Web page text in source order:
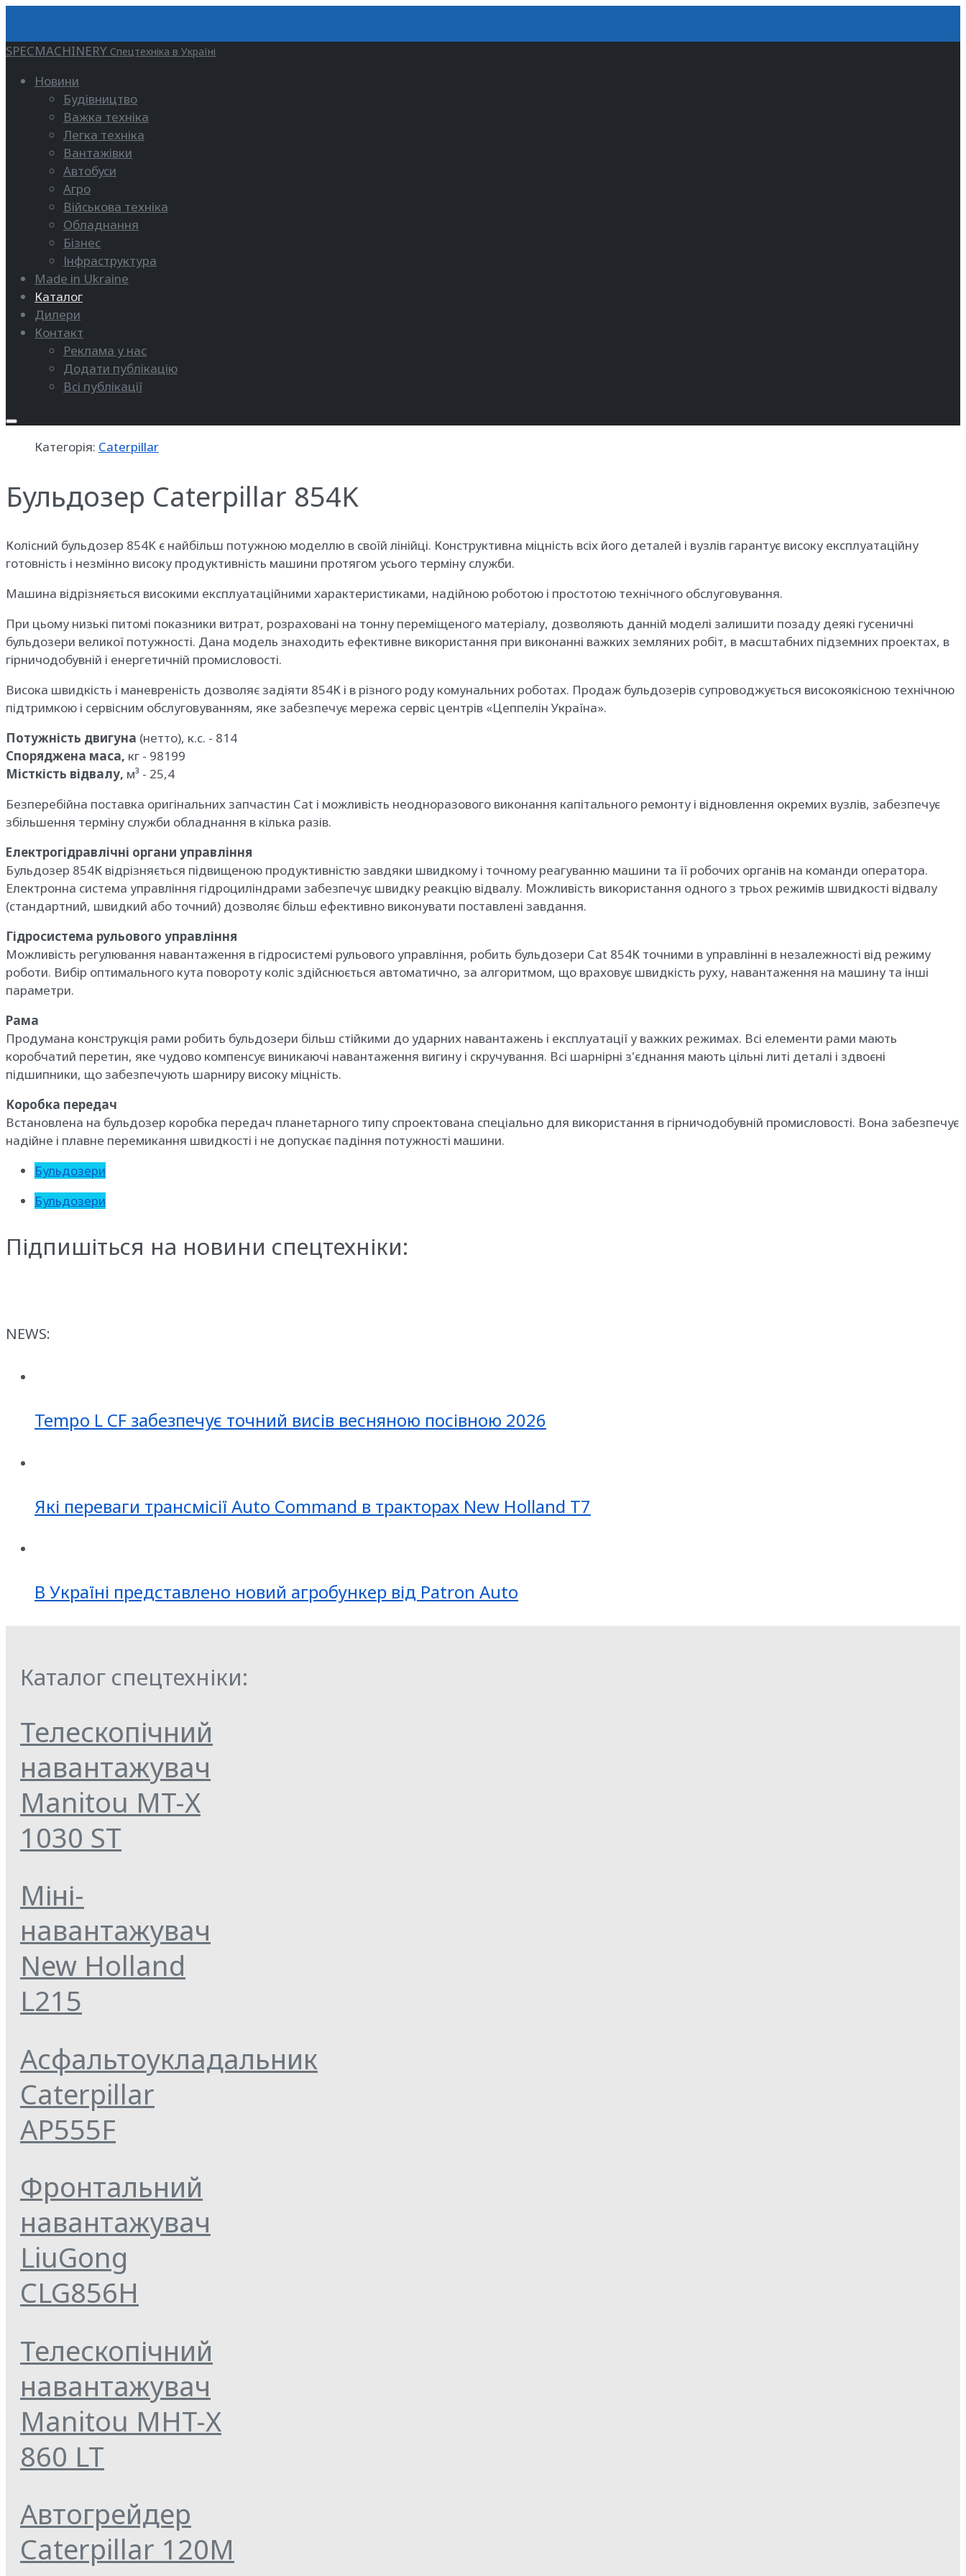
SPECMACHINERY Спецтехніка в Україні
Новини
Будівництво
Важка техніка
Легка техніка
Вантажівки
Автобуси
Агро
Військова техніка
Обладнання
Бізнес
Інфраструктура
Made in Ukraine
Каталог
Дилери
Контакт
Реклама у нас
Додати публікацію
Всі публікації
Категорія: Caterpillar
Бульдозер Caterpillar 854K
Колісний бульдозер 854K є найбільш потужною моделлю в своїй лінійці. Конструктивна міцність всіх його деталей і вузлів гарантує високу експлуатаційну
готовність і незмінно високу продуктивність машини протягом усього терміну служби.
Машина відрізняється високими експлуатаційними характеристиками, надійною роботою і простотою технічного обслуговування.
При цьому низькі питомі показники витрат, розраховані на тонну переміщеного матеріалу, дозволяють данній моделі залишити позаду деякі гусеничні
бульдозери великої потужності. Дана модель знаходить ефективне використання при виконанні важких земляних робіт, в масштабних підземних проектах, в
гірничодобувній і енергетичній промисловості.
Висока швидкість і маневреність дозволяє задіяти 854К і в різного роду комунальних роботах. Продаж бульдозерів супроводжується високоякісною технічною
підтримкою і сервісним обслуговуванням, яке забезпечує мережа сервіс центрів «Цеппелін Україна».
Потужність двигуна (нетто), к.с. - 814
Споряджена маса, кг - 98199
Місткість відвалу, м³ - 25,4
Безперебійна поставка оригінальних запчастин Cat і можливість неодноразового виконання капітального ремонту і відновлення окремих вузлів, забезпечує
збільшення терміну служби обладнання в кілька разів.
Електрогідравлічні органи управління
Бульдозер 854К відрізняється підвищеною продуктивністю завдяки швидкому і точному реагуванню машини та її робочих органів на команди оператора.
Електронна система управління гідроциліндрами забезпечує швидку реакцію відвалу. Можливість використання одного з трьох режимів швидкості відвалу
(стандартний, швидкий або точний) дозволяє більш ефективно виконувати поставлені завдання.
Гідросистема рульового управління
Можливість регулювання навантаження в гідросистемі рульового управління, робить бульдозери Cat 854К точними в управлінні в незалежності від режиму
роботи. Вибір оптимального кута повороту коліс здійснюється автоматично, за алгоритмом, що враховує швидкість руху, навантаження на машину та інші
параметри.
Рама
Продумана конструкція рами робить бульдозери більш стійкими до ударних навантажень і експлуатації у важких режимах. Всі елементи рами мають
коробчатий перетин, яке чудово компенсує виникаючі навантаження вигину і скручування. Всі шарнірні з'єднання мають цільні литі деталі і здвоєні
підшипники, що забезпечують шарниру високу міцність.
Коробка передач
Встановлена ​​на бульдозер коробка передач планетарного типу спроектована спеціально для використання в гірничодобувній промисловості. Вона забезпечує
надійне і плавне перемикання швидкості і не допускає падіння потужності машини.
Бульдозери
Бульдозери
Підпишіться на новини спецтехніки:
NEWS:
Tempo L CF забезпечує точний висів весняною посівною 2026
Які переваги трансмісії Auto Command в тракторах New Holland T7
В Україні представлено новий агробункер від Patron Auto
Каталог спецтехніки:
Телескопічний
навантажувач
Manitou MT-X
1030 ST
Міні-
навантажувач
New Holland
L215
Асфальтоукладальник
Caterpillar
AP555F
Фронтальний
навантажувач
LiuGong
CLG856Н
Телескопічний
навантажувач
Manitou MHT-X
860 LT
Автогрейдер
Caterpillar 120M